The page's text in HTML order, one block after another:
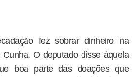
fez sobrar dinheiro na
O deputado disse àquela
boa parte das doações que